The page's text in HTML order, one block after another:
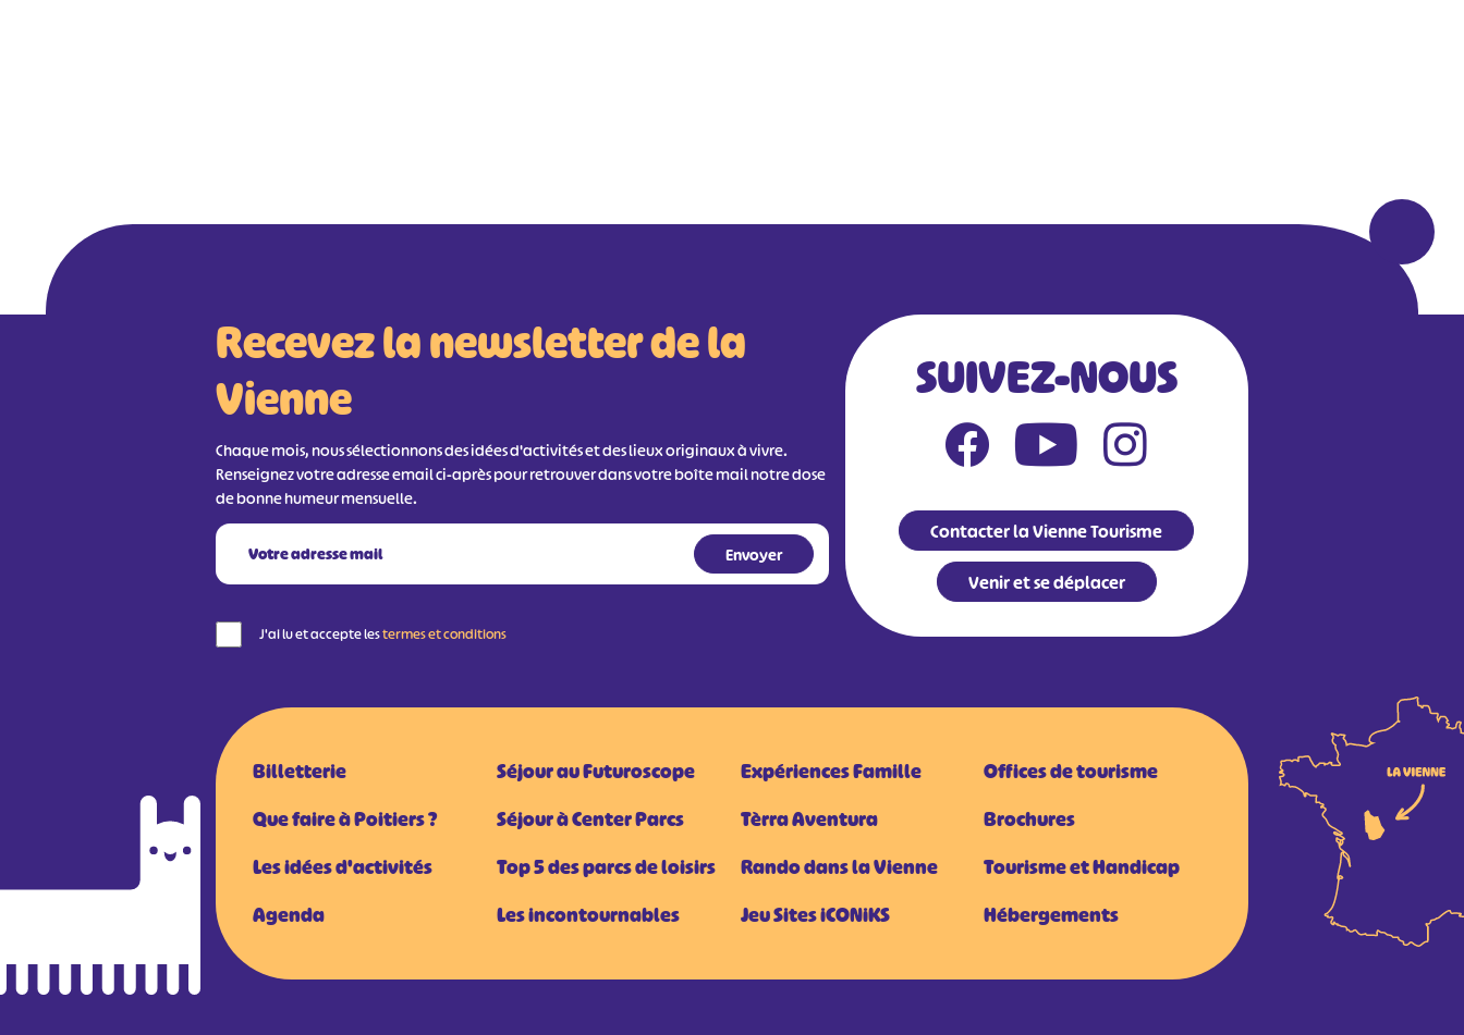
Recevez la newsletter de la
Vienne
Chaque mois, nous sélectionnons des idées d'activités et des lieux originaux à vivre.
Renseignez votre adresse email ci-après pour retrouver dans votre boîte mail notre dose
de bonne humeur mensuelle.
J'ai lu et accepte lestermes et conditions
SUIVEZ-NOUS
Contacter la Vienne Tourisme
Venir et se déplacer
Billetterie
Que faire à Poitiers ?
Les idées d'activités
Agenda
Séjour au Futuroscope
Séjour à Center Parcs
Top 5 des parcs de loisirs
Les incontournables
Expériences Famille
Tèrra Aventura
Rando dans la Vienne
Jeu Sites iCONiKS
Offices de tourisme
Brochures
Tourisme et Handicap
Hébergements